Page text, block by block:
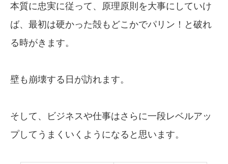
本質に忠実に従って、原理原則を大事にしていけ
ば、最初は硬かった殻もどこかでパリン！と破れ
る時がきます。
壁も崩壊する日が訪れます。
そして、ビジネスや仕事はさらに一段レベルアッ
プしてうまくいくようになると思います。